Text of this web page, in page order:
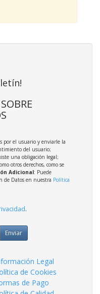
por el usuario y enviarle la
del usuario;
una obligación legal;
otros derechos, como se
Adicional: Puede
de Datos en nuestra Política
.
Enviar
Legal
de Cookies
de Pago